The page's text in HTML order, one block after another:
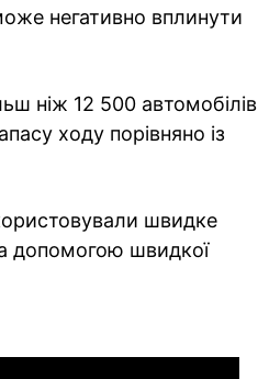
негативно вплинути
ніж 12 500 автомобілів
ходу порівняно із
швидке
допомогою швидкої